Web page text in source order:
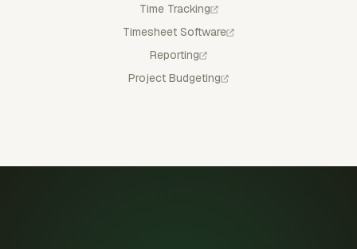
Time Tracking
Timesheet Software
Reporting
Project Budgeting